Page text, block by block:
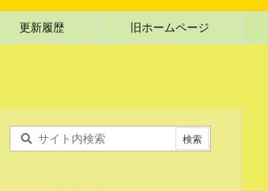
更新履歴 旧ホームページ